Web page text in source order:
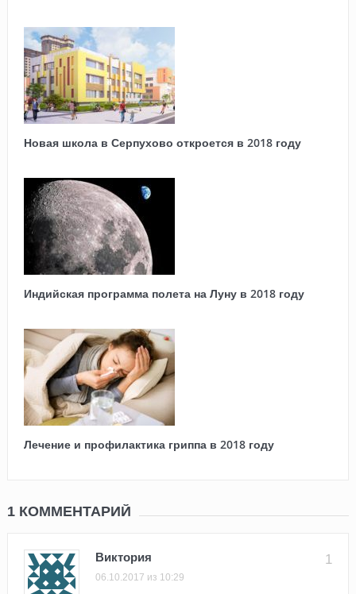
Новая школа в Серпухово откроется в 2018 году
Индийская программа полета на Луну в 2018 году
Лечение и профилактика гриппа в 2018 году
1 КОММЕНТАРИЙ
1
Виктория
06.10.2017 из 10:29